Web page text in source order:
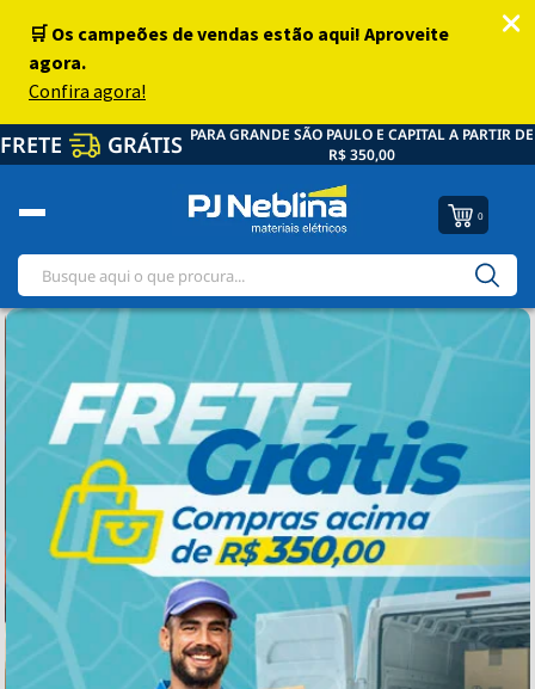
FRETE GRÁTIS PARA GRANDE SÃO PAULO E CAPITAL A PARTIR DE
R$ 350,00
0